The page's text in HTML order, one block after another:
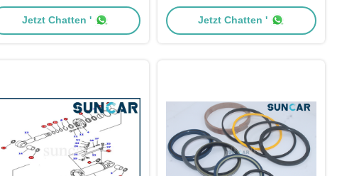
Set C.A.T 350-0971
Jetzt Chatten '
Motor Grader Grade 120K 120M
12H 12H ES 12H NA 12K 12M
Jetzt Chatten '